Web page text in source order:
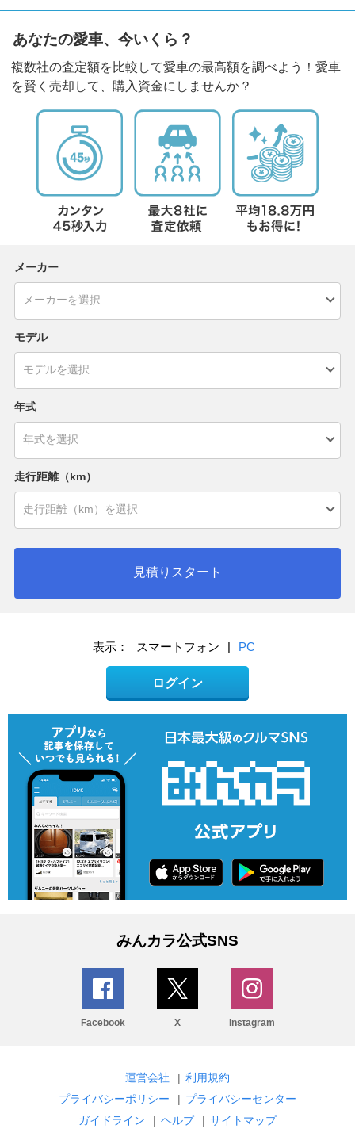
あなたの愛車、今いくら？
複数社の査定額を比較して愛車の最高額を調べよう！愛車
を賢く売却して、購入資金にしませんか？
メーカー
モデル
年式
走行距離（km）
見積りスタート
表示： スマートフォン | PC
ログイン
みんカラ公式SNS
Facebook X Instagram
運営会社 | 利用規約
プライバシーポリシー
| プライバシーセンター
ガイドライン
| ヘルプ | サイトマップ